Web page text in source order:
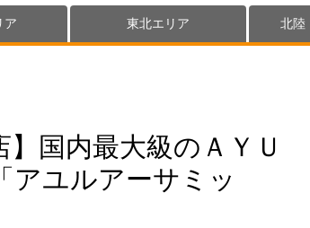
ア 東北エリア 北陸
】国内最大級のＡＹＵ
アユルアーサミッ